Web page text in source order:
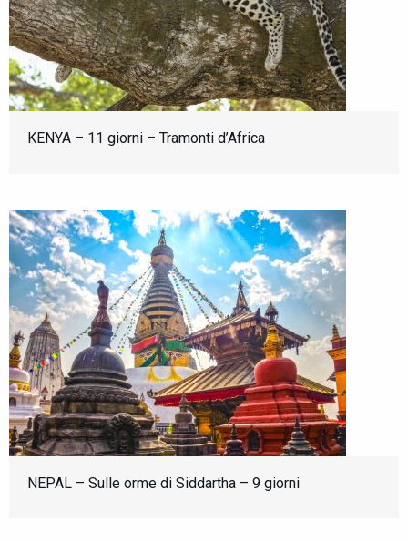
KENYA – 11 giorni – Tramonti d’Africa
NEPAL – Sulle orme di Siddartha – 9 giorni